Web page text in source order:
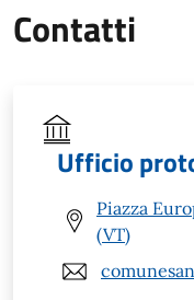
Contatti
Ufficio
Piazza
(VT)